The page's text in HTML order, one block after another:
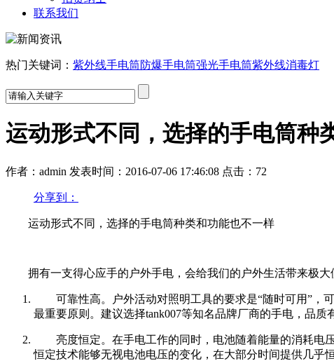
联系我们
热门关键词： 紫外线手电筒防爆手电筒强光手电筒紫外线消毒灯
运动形式不同，选择的手电筒种
作者：admin 发表时间：2016-07-06 17:46:08 点击：72
分享到：
运动形式不同，选择的手电筒种类和功能也不一样
拥有一支得心应手的户外手电，会给我们的户外生活带来极
可靠性高。户外活动对照明工具的要求是“随时可用”，
最重要原则。建议选择tank007等知名品牌厂商的手电，品质
亮度恒定。在手电工作的同时，电池随着能量的消耗电
恒定技术能够无视电池电压的变化，在大部分时间提供几乎